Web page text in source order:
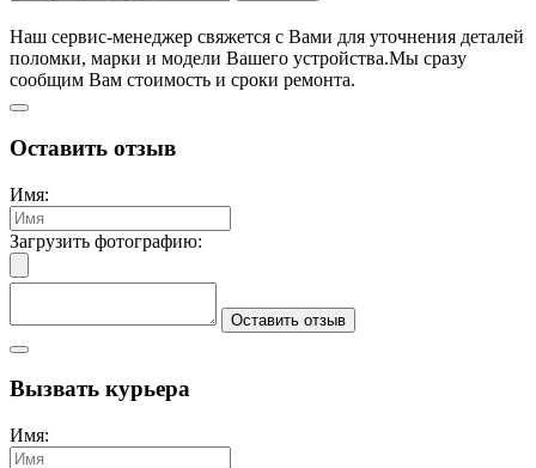
Наш сервис-менеджер свяжется с Вами для уточнения деталей
поломки, марки и модели Вашего устройства.Мы сразу
сообщим Вам стоимость и сроки ремонта.
Оставить отзыв
Имя:
Загрузить фотографию:
Оставить отзыв
Вызвать курьера
Имя: